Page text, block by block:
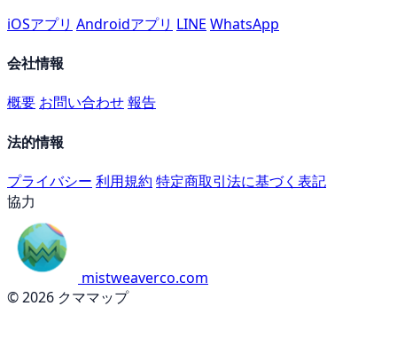
iOSアプリ Androidアプリ LINE WhatsApp
会社情報
概要 お問い合わせ報告
法的情報
プライバシー 利用規約 特定商取引法に基づく表記
協力
mistweaverco.com
© 2026 クママップ